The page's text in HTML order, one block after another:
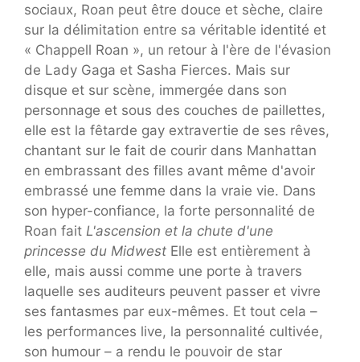
sociaux, Roan peut être douce et sèche, claire
sur la délimitation entre sa véritable identité et
« Chappell Roan », un retour à l'ère de l'évasion
de Lady Gaga et Sasha Fierces. Mais sur
disque et sur scène, immergée dans son
personnage et sous des couches de paillettes,
elle est la fêtarde gay extravertie de ses rêves,
chantant sur le fait de courir dans Manhattan
en embrassant des filles avant même d'avoir
embrassé une femme dans la vraie vie. Dans
son hyper-confiance, la forte personnalité de
Roan fait L'ascension et la chute d'une
princesse du Midwest Elle est entièrement à
elle, mais aussi comme une porte à travers
laquelle ses auditeurs peuvent passer et vivre
ses fantasmes par eux-mêmes. Et tout cela –
les performances live, la personnalité cultivée,
son humour – a rendu le pouvoir de star